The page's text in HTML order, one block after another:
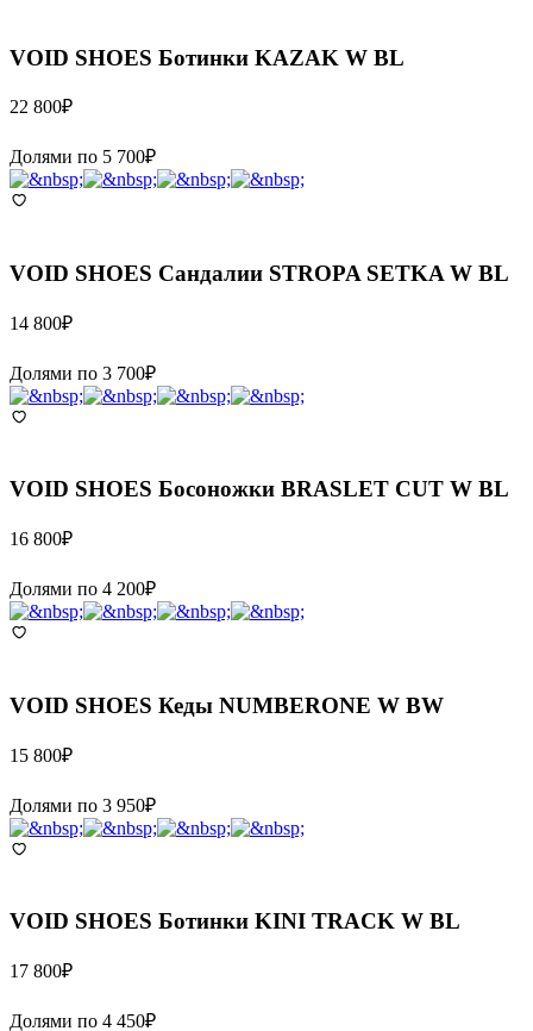
VOID SHOES Ботинки KAZAK W BL
22 800₽
Долями по 5 700₽
VOID SHOES Сандалии STROPA SETKA W BL
14 800₽
Долями по 3 700₽
VOID SHOES Босоножки BRASLET CUT W BL
16 800₽
Долями по 4 200₽
VOID SHOES Кеды NUMBERONE W BW
15 800₽
Долями по 3 950₽
VOID SHOES Ботинки KINI TRACK W BL
17 800₽
Долями по 4 450₽